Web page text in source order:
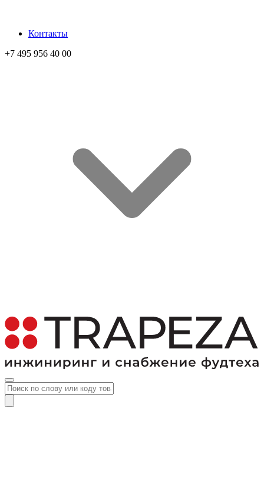
Контакты
+7 495 956 40 00